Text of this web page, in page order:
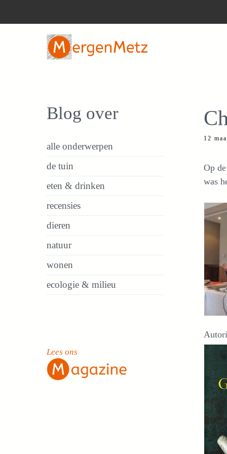
12
Op
was
Blog over
alle onderwerpen
de tuin
eten & drinken
recensies
dieren
natuur
wonen
ecologie & milieu
Lees ons